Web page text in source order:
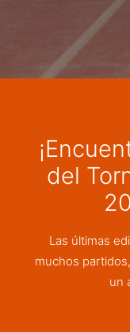
del
Las últimas
muchos
un